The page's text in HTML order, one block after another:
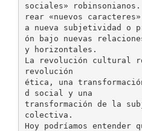
sociales»
rear «nuevos
a nueva subjetividad o
ón bajo nuevas
y horizontales.
La revolución cultural
revolución
ética, una
d social y una
transformación de la
colectiva.
Hoy podríamos entender